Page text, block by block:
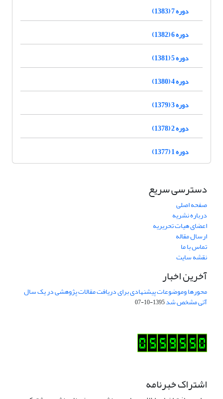
دوره 7 (1383)
دوره 6 (1382)
دوره 5 (1381)
دوره 4 (1380)
دوره 3 (1379)
دوره 2 (1378)
دوره 1 (1377)
دسترسی سریع
صفحه اصلی
درباره نشریه
اعضای هیات تحریریه
ارسال مقاله
تماس با ما
نقشه سایت
آخرین اخبار
محورها وموضوعات پیشنهادی برای دریافت مقالات پژوهشی در یک سال
آتی مشخص شد1395-10-07
اشتراک خبرنامه